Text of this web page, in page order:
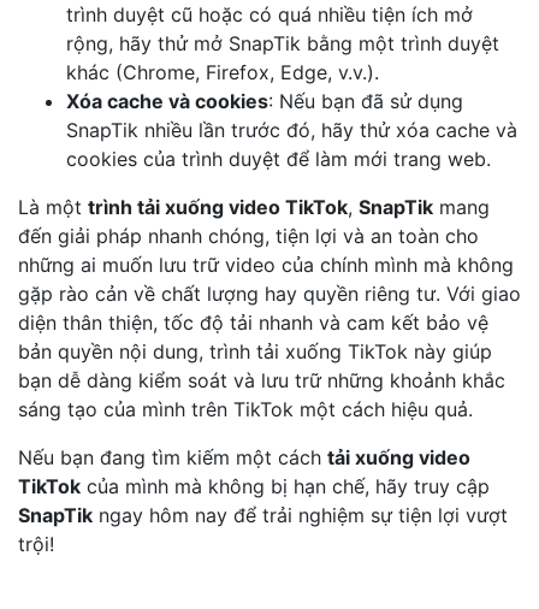
trình duyệt cũ hoặc có quá nhiều tiện ích mở
rộng, hãy thử mở SnapTik bằng một trình duyệt
khác (Chrome, Firefox, Edge, v.v.).
Xóa cache và cookies: Nếu bạn đã sử dụng
SnapTik nhiều lần trước đó, hãy thử xóa cache và
cookies của trình duyệt để làm mới trang web.
Là một trình tải xuống video TikTok, SnapTik mang
đến giải pháp nhanh chóng, tiện lợi và an toàn cho
những ai muốn lưu trữ video của chính mình mà không
gặp rào cản về chất lượng hay quyền riêng tư. Với giao
diện thân thiện, tốc độ tải nhanh và cam kết bảo vệ
bản quyền nội dung, trình tải xuống TikTok này giúp
bạn dễ dàng kiểm soát và lưu trữ những khoảnh khắc
sáng tạo của mình trên TikTok một cách hiệu quả.
Nếu bạn đang tìm kiếm một cách tải xuống video
TikTok của mình mà không bị hạn chế, hãy truy cập
SnapTik ngay hôm nay để trải nghiệm sự tiện lợi vượt
trội!